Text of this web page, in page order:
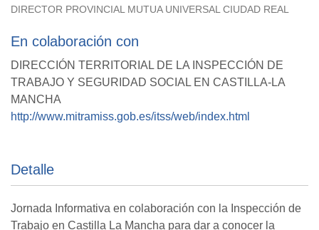
DIRECTOR PROVINCIAL MUTUA UNIVERSAL CIUDAD REAL
En colaboración con
DIRECCIÓN TERRITORIAL DE LA INSPECCIÓN DE
TRABAJO Y SEGURIDAD SOCIAL EN CASTILLA-LA
MANCHA
http://www.mitramiss.gob.es/itss/web/index.html
Detalle
Jornada Informativa en colaboración con la Inspección de
Trabajo en Castilla La Mancha para dar a conocer la